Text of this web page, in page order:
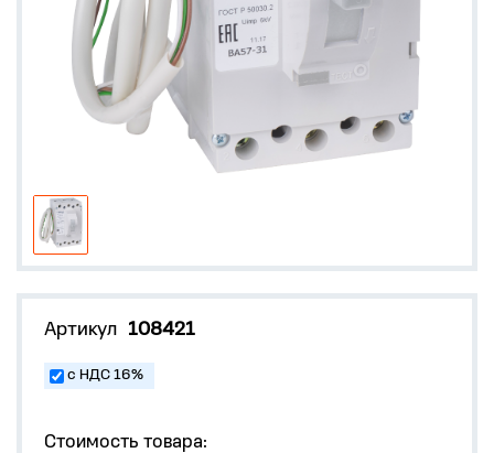
Артикул 108421
с НДС 16%
Стоимость товара: